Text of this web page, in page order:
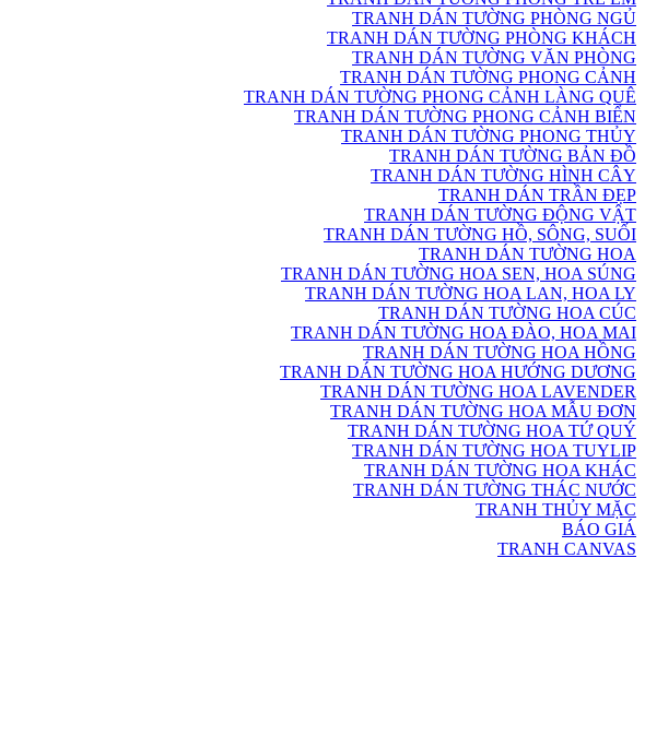
TRANH DÁN TƯỜNG PHÒNG NGỦ
TRANH DÁN TƯỜNG PHÒNG KHÁCH
TRANH DÁN TƯỜNG VĂN PHÒNG
TRANH DÁN TƯỜNG PHONG CẢNH
TRANH DÁN TƯỜNG PHONG CẢNH LÀNG QUÊ
TRANH DÁN TƯỜNG PHONG CẢNH BIỂN
TRANH DÁN TƯỜNG PHONG THỦY
TRANH DÁN TƯỜNG BẢN ĐỒ
TRANH DÁN TƯỜNG HÌNH CÂY
TRANH DÁN TRẦN ĐẸP
TRANH DÁN TƯỜNG ĐỘNG VẬT
TRANH DÁN TƯỜNG HỒ, SÔNG, SUỐI
TRANH DÁN TƯỜNG HOA
TRANH DÁN TƯỜNG HOA SEN, HOA SÚNG
TRANH DÁN TƯỜNG HOA LAN, HOA LY
TRANH DÁN TƯỜNG HOA CÚC
TRANH DÁN TƯỜNG HOA ĐÀO, HOA MAI
TRANH DÁN TƯỜNG HOA HỒNG
TRANH DÁN TƯỜNG HOA HƯỚNG DƯƠNG
TRANH DÁN TƯỜNG HOA LAVENDER
TRANH DÁN TƯỜNG HOA MẪU ĐƠN
TRANH DÁN TƯỜNG HOA TỨ QUÝ
TRANH DÁN TƯỜNG HOA TUYLIP
TRANH DÁN TƯỜNG HOA KHÁC
TRANH DÁN TƯỜNG THÁC NƯỚC
TRANH THỦY MẶC
BÁO GIÁ
TRANH CANVAS